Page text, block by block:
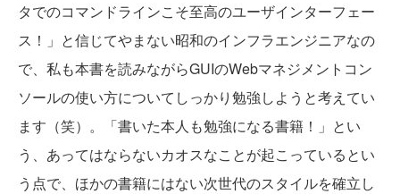
タでのコマンドラインこそ至高のユーザインターフェー
ス！」と信じてやまない昭和のインフラエンジニアなの
で、私も本書を読みながらGUIのWebマネジメントコン
ソールの使い方についてしっかり勉強しようと考えてい
ます（笑）。「書いた本人も勉強になる書籍！」とい
う、あってはならないカオスなことが起こっているとい
う点で、ほかの書籍にはない次世代のスタイルを確立し